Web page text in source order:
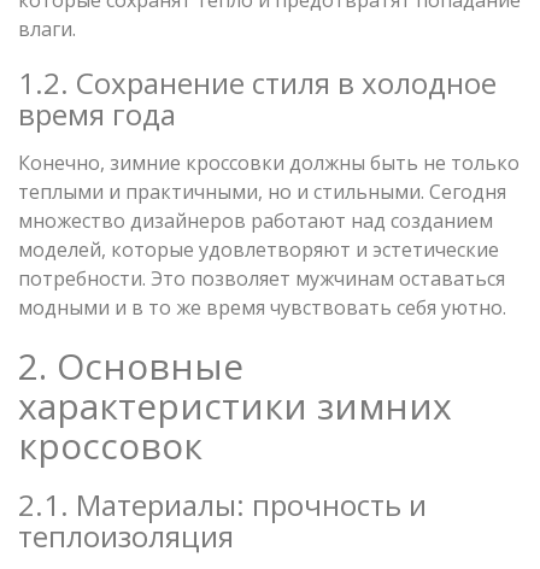
влаги.
1.2. Сохранение стиля в холодное
время года
Конечно, зимние кроссовки должны быть не только
теплыми и практичными, но и стильными. Сегодня
множество дизайнеров работают над созданием
моделей, которые удовлетворяют и эстетические
потребности. Это позволяет мужчинам оставаться
модными и в то же время чувствовать себя уютно.
2. Основные
характеристики зимних
кроссовок
2.1. Материалы: прочность и
теплоизоляция